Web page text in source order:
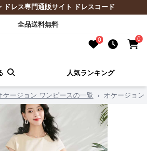
ドレス専門通販サイト ドレスコード
全品送料無料
0 0
人気ランキング
ケージョン ワンピースの一覧 › オケージョ